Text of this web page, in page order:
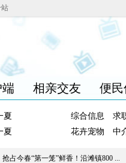
相亲交友 便民
夏
夏
综合信息 求
花卉宠物
中
抢占今春“第一笼”鲜香！沿滩镇800 ...